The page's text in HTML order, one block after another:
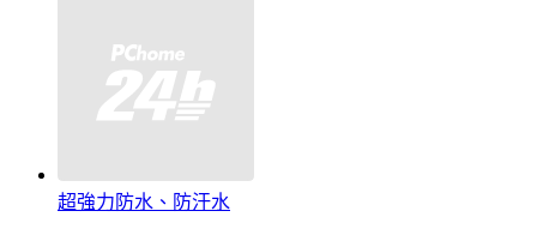
超強力防水、防汗水